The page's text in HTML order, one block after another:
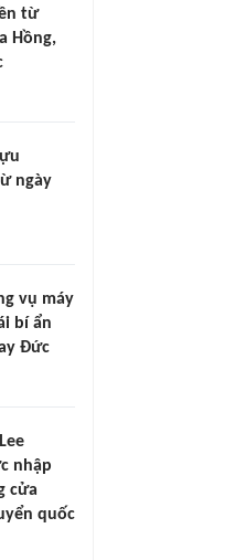
từ
Hồng,
ngày
vụ máy
bí ẩn
Đức
nhập
cửa
quốc